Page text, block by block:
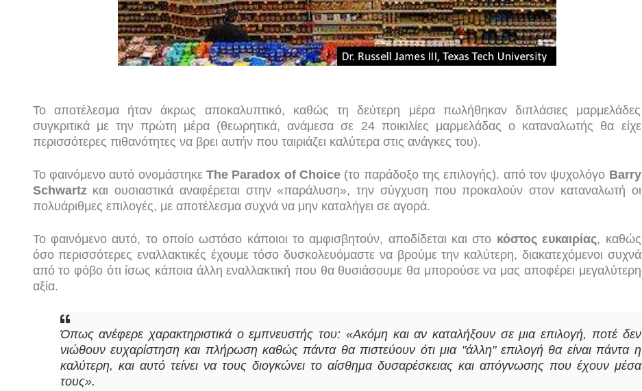
Το αποτέλεσμα ήταν άκρως αποκαλυπτικό, καθώς τη δεύτερη μέρα πωλήθηκαν διπλάσιες μαρμελάδες
συγκριτικά με την πρώτη μέρα (θεωρητικά, ανάμεσα σε 24 ποικιλίες μαρμελάδας ο καταναλωτής θα είχε
περισσότερες πιθανότητες να βρει αυτήν που ταιριάζει καλύτερα στις ανάγκες του).
Το φαινόμενο αυτό ονομάστηκε The Paradox of Choice(το παράδοξο της επιλογής). από τον ψυχολόγο Barry
Schwartz και ουσιαστικά αναφέρεται στην «παράλυση», την σύγχυση που προκαλούν στον καταναλωτή οι
πολυάριθμες επιλογές, με αποτέλεσμα συχνά να μην καταλήγει σε αγορά.
Το φαινόμενο αυτό, το οποίο ωστόσο κάποιοι το αμφισβητούν, αποδίδεται και στο κόστος ευκαιρίας, καθώς
όσο περισσότερες εναλλακτικές έχουμε τόσο δυσκολευόμαστε να βρούμε την καλύτερη, διακατεχόμενοι συχνά
από το φόβο ότι ίσως κάποια άλλη εναλλακτική που θα θυσιάσουμε θα μπορούσε να μας αποφέρει μεγαλύτερη
αξία.
Όπως ανέφερε χαρακτηριστικά ο εμπνευστής του: «Ακόμη και αν καταλήξουν σε μια επιλογή, ποτέ δεν
νιώθουν ευχαρίστηση και πλήρωση καθώς πάντα θα πιστεύουν ότι μια "άλλη" επιλογή θα είναι πάντα η
καλύτερη, και αυτό τείνει να τους διογκώνει το αίσθημα δυσαρέσκειας και απόγνωσης που έχουν μέσα
τους».